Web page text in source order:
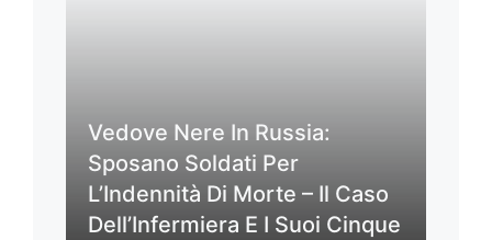
Vedove Nere In Russia:
Sposano Soldati Per
L’Indennità Di Morte – Il Caso
Dell’Infermiera E I Suoi Cinque